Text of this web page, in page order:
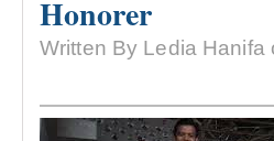
Honorer
Written By Ledia